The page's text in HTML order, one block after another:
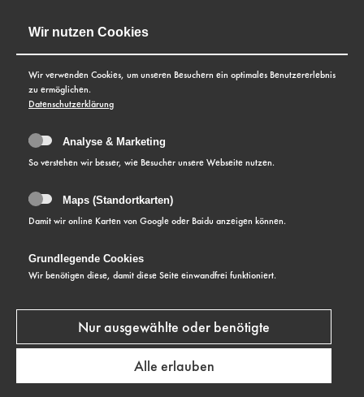
KOLLEKTION
MEHR ERFAHREN
Wir nutzen Cookies
Wir verwenden Cookies, um unseren Besuchern ein optimales Benutzererlebnis
zu ermöglichen.
Datenschutzerklärung
Analyse & Marketing
So verstehen wir besser, wie Besucher unsere Webseite nutzen.
Maps (Standortkarten)
Damit wir online Karten von Google oder Baidu anzeigen können.
Grundlegende Cookies
Wir benötigen diese, damit diese Seite einwandfrei funktioniert.
Nur ausgewählte oder benötigte
Alle erlauben